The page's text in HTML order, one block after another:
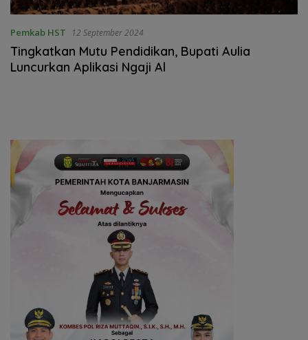
Pemkab HST 12 September 2024
Tingkatkan Mutu Pendidikan, Bupati Aulia
Luncurkan Aplikasi Ngaji Al